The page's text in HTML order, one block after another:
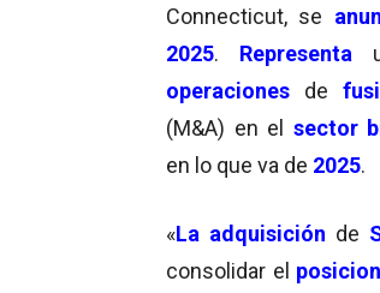
Connecticut, se
2025. Representa
operaciones de
(M&A) en el sector
en lo que va de 2025.
«La adquisición de
consolidar el